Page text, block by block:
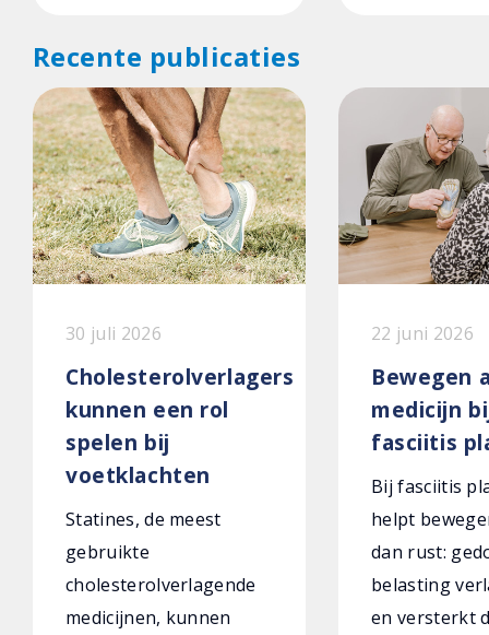
Recente publicaties
30 juli 2026
Cholesterolverlagers
kunnen een rol
spelen bij
voetklachten
Statines, de meest
gebruikte
cholesterolverlagende
medicijnen, kunnen
22 juni 2026
Bewegen
medicijn
fasciitis
Bij fasciitis
helpt
dan rust:
belasting
en versterkt